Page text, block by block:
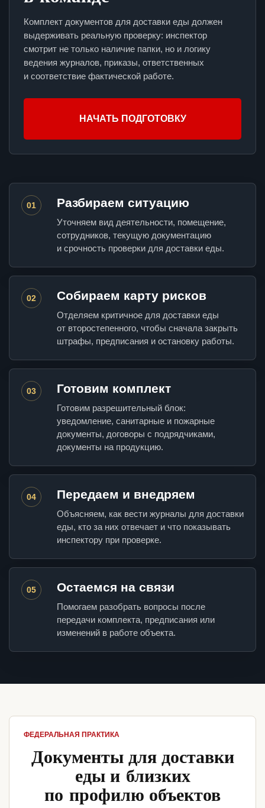
Комплект документов для доставки еды должен
выдерживать реальную проверку: инспектор
смотрит не только наличие папки, но и логику
ведения журналов, приказы, ответственных
и соответствие фактической работе.
НАЧАТЬ ПОДГОТОВКУ
01 Разбираем ситуацию
Уточняем вид деятельности, помещение,
сотрудников, текущую документацию
и срочность проверки для доставки еды.
02 Собираем карту рисков
Отделяем критичное для доставки еды
от второстепенного, чтобы сначала закрыть
штрафы, предписания и остановку работы.
03 Готовим комплект
Готовим разрешительный блок:
уведомление, санитарные и пожарные
документы, договоры с подрядчиками,
документы на продукцию.
04 Передаем и внедряем
Объясняем, как вести журналы для доставки
еды, кто за них отвечает и что показывать
инспектору при проверке.
05 Остаемся на связи
Помогаем разобрать вопросы после
передачи комплекта, предписания или
изменений в работе объекта.
ФЕДЕРАЛЬНАЯ ПРАКТИКА
Документы для доставки
еды и близких
по профилю объектов